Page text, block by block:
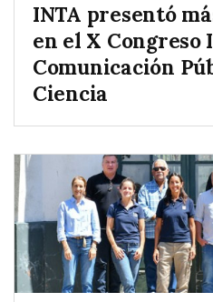
INTA presentó
en el X
Comunicación
Ciencia